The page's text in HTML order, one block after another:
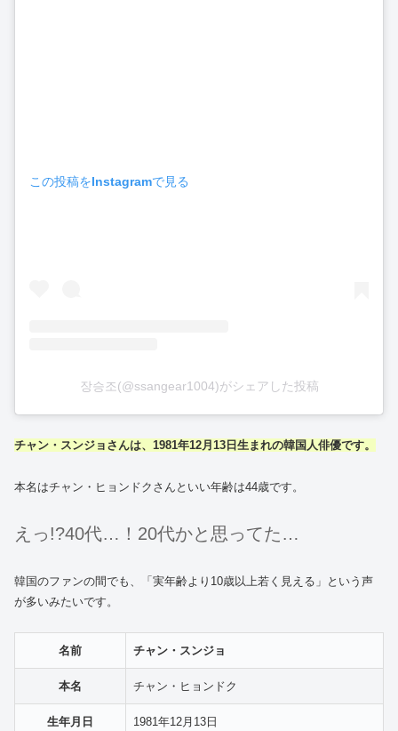
この投稿をInstagramで見る
장승조(@ssangear1004)がシェアした投稿
チャン・スンジョ さんは、1981年12月13日生まれの韓国人俳優です。
本名はチャン・ヒョンドクさんといい年齢は44歳です。
えっ!?40代…！20代かと思ってた…
韓国のファンの間でも、「実年齢より10歳以上若く見える」という声
が多いみたいです。
名前 チャン・スンジョ
本名 チャン・ヒョンドク
生年月日 1981年12月13日